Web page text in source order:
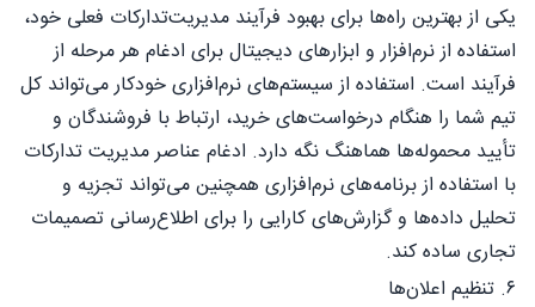
یکی از بهترین راه‌ها برای بهبود فرآیند مدیریت‌تدارکات فعلی خود،
استفاده از نرم‌افزار و ابزارهای دیجیتال برای ادغام هر مرحله از
فرآیند است. استفاده از سیستم‌های نرم‌افزاری خودکار می‌تواند کل
تیم شما را هنگام درخواست‌های خرید، ارتباط با فروشندگان و
تأیید محموله‌ها هماهنگ نگه دارد. ادغام عناصر مدیریت تدارکات
با استفاده از برنامه‌های نرم‌افزاری همچنین می‌تواند تجزیه و
تحلیل داده‌ها و گزارش‌های کارایی را برای اطلاع‌رسانی تصمیمات
تجاری ساده کند.
۶. تنظیم اعلان‌ها